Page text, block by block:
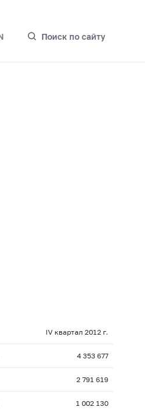
Поиск по сайту
IV квартал 2012 г.
4 353 677
2 791 619
1 002 130